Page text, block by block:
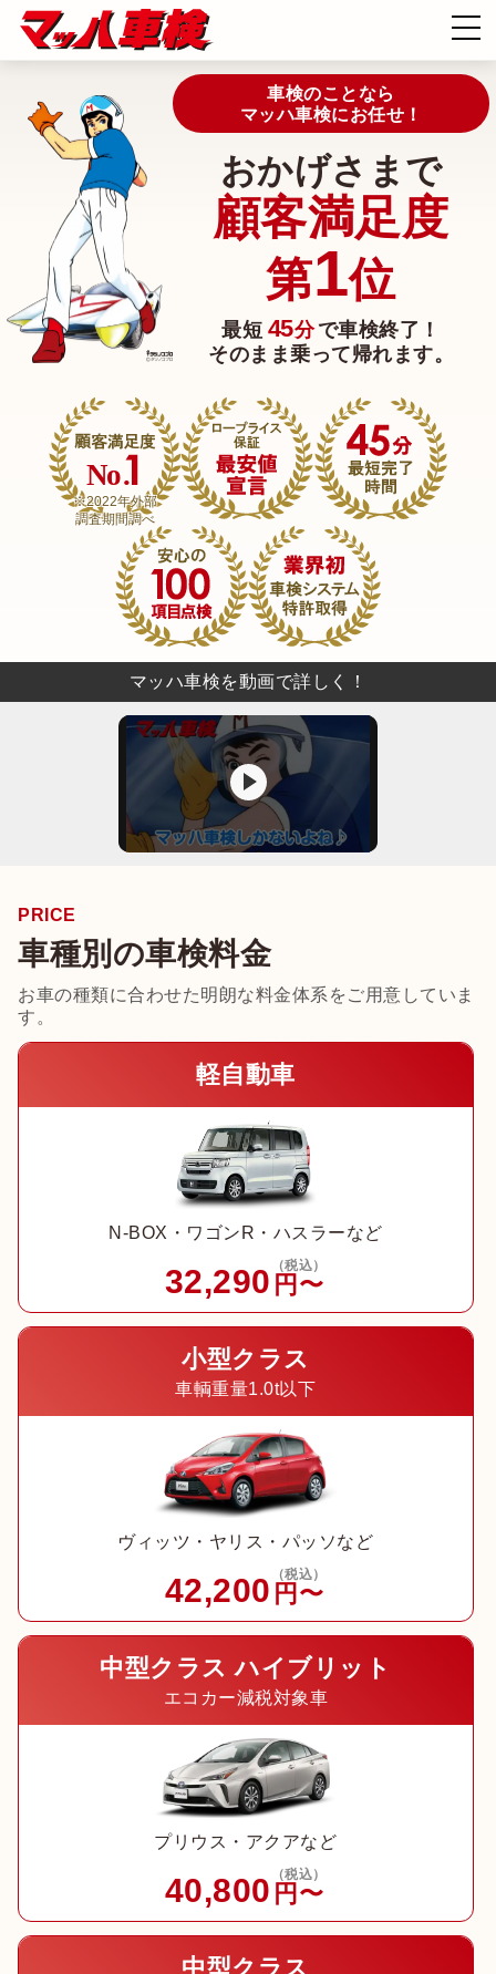
車検のことなら
マッハ車検にお任せ！
おかげさまで
顧客満足度
第1位
最短 45分で車検終了！
そのまま乗って帰れます。
※2022年外部
調査期間調べ
マッハ車検を動画で詳しく！
PRICE
車種別の車検料金
お車の種類に合わせた明朗な料金体系をご用意していま
す。
軽自動車
N-BOX・ワゴンR・ハスラーなど
32,290 （税込）
円〜
小型クラス
車輌重量1.0t以下
ヴィッツ・ヤリス・パッソなど
42,200 （税込）
円〜
中型クラス ハイブリット
エコカー減税対象車
プリウス・アクアなど
40,800 （税込）
円〜
中型クラス